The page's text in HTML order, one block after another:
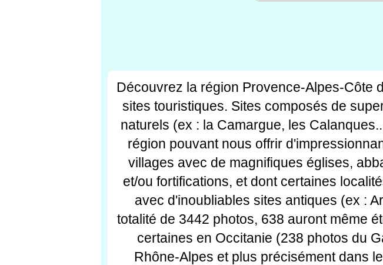
Découvrez la région Provence-Alpes-Côte
sites touristiques. Sites composés de
naturels (ex : la Camargue, les
région pouvant nous offrir
villages avec de magnifiques églises,
et/ou fortifications, et dont certaines
avec d'inoubliables sites antiques (ex :
totalité de 3442 photos, 638 auront même
certaines en Occitanie (238 photos du
Rhône-Alpes et plus précisément dans